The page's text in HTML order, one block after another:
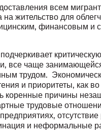
всем
на жительство для
финансовым и
все чаще
трудом.
и приоритеты, как
коренные причины
трудовые
и неформальные